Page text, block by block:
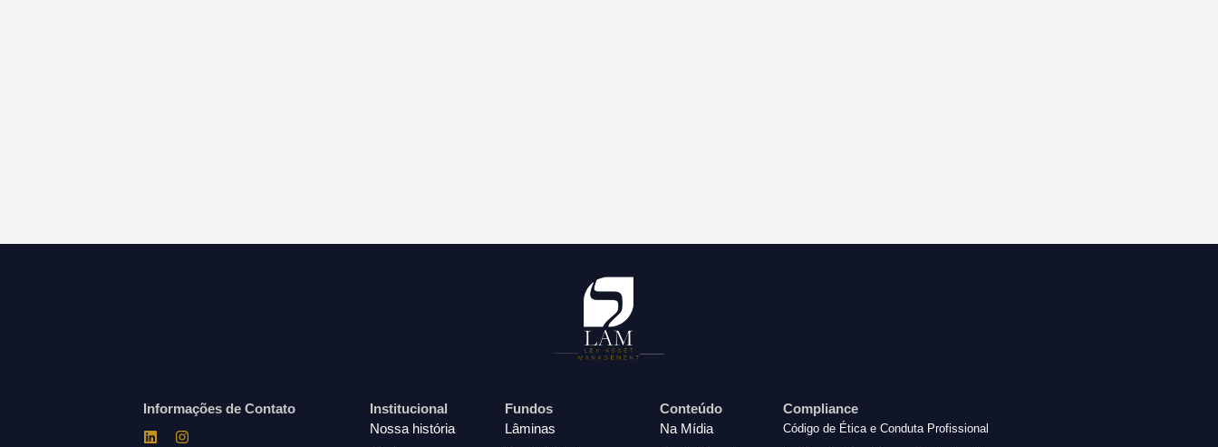
Informações de Contato
Institucional
Nossa história
Fundos
Lâminas
Conteúdo
Na Mídia
Compliance
Código de Ética e Conduta Profissional